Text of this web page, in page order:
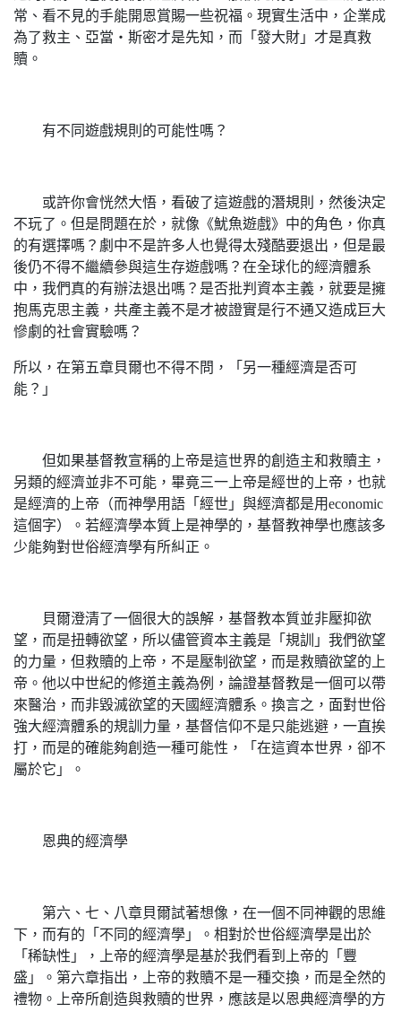
常、看不見的手能開恩賞賜一些祝福。現實生活中，企業成
為了救主、亞當‧斯密才是先知，而「發大財」才是真救
贖。
有不同遊戲規則的可能性嗎？
或許你會恍然大悟，看破了這遊戲的潛規則，然後決定
不玩了。但是問題在於，就像《魷魚遊戲》中的角色，你真
的有選擇嗎？劇中不是許多人也覺得太殘酷要退出，但是最
後仍不得不繼續參與這生存遊戲嗎？在全球化的經濟體系
中，我們真的有辦法退出嗎？是否批判資本主義，就要是擁
抱馬克思主義，共產主義不是才被證實是行不通又造成巨大
慘劇的社會實驗嗎？
所以，在第五章貝爾也不得不問，「另一種經濟是否可
能？」
但如果基督教宣稱的上帝是這世界的創造主和救贖主，
另類的經濟並非不可能，畢竟三一上帝是經世的上帝，也就
是經濟的上帝（而神學用語「經世」與經濟都是用economic
這個字）。若經濟學本質上是神學的，基督教神學也應該多
少能夠對世俗經濟學有所糾正。
貝爾澄清了一個很大的誤解，基督教本質並非壓抑欲
望，而是扭轉欲望，所以儘管資本主義是「規訓」我們欲望
的力量，但救贖的上帝，不是壓制欲望，而是救贖欲望的上
帝。他以中世紀的修道主義為例，論證基督教是一個可以帶
來醫治，而非毀滅欲望的天國經濟體系。換言之，面對世俗
強大經濟體系的規訓力量，基督信仰不是只能逃避，一直挨
打，而是的確能夠創造一種可能性，「在這資本世界，卻不
屬於它」。
恩典的經濟學
第六、七、八章貝爾試著想像，在一個不同神觀的思維
下，而有的「不同的經濟學」。相對於世俗經濟學是出於
「稀缺性」，上帝的經濟學是基於我們看到上帝的「豐
盛」。第六章指出，上帝的救贖不是一種交換，而是全然的
禮物。上帝所創造與救贖的世界，應該是以恩典經濟學的方